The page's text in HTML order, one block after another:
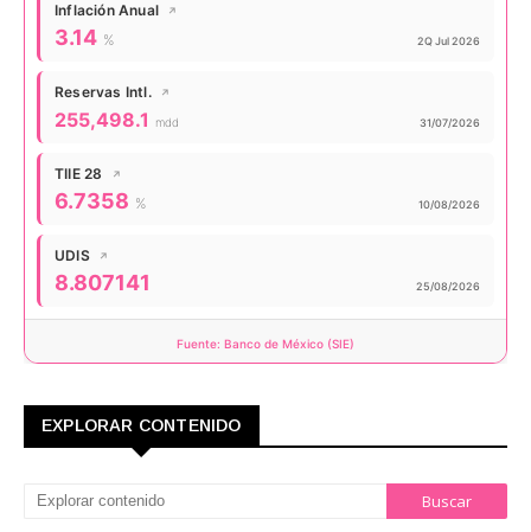
Inflación Anual ↗
Valor actual:
3.14 % Actualizado:
2Q Jul 2026
Reservas Intl. ↗
Valor actual:
255,498.1 mdd Actualizado:
31/07/2026
TIIE 28 ↗
Valor actual:
6.7358 % Actualizado:
10/08/2026
UDIS ↗
Valor actual:
8.807141 Actualizado:
25/08/2026
Fuente: Banco de México (SIE)
EXPLORAR CONTENIDO